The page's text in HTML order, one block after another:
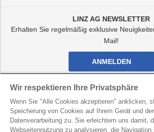
LINZ AG NEWSLETTER
Erhalten Sie regelmäßig exklusive
Mail!
ANMELDEN
Facebook
von
LINZ
AG
Twitter
Kanal
von
LINZ
AG
Youtube
von
LINZ
AG
LINZ AG für Energie,
Wir respektieren Ihre Privatsphäre
Wenn Sie "Alle Cookies akzeptieren" anklicken,
Speicherung von Cookies auf Ihrem Gerät und
Datenverarbeitung zu. Sie erleichtern uns damit,
Webseitennutzung zu analysieren, die Navigation